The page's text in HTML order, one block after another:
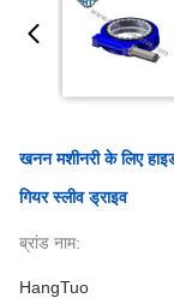
खनन मशीनरी के लिए
गियर स्लीव ड्राइव
ब्रांड नाम:
HangTuo